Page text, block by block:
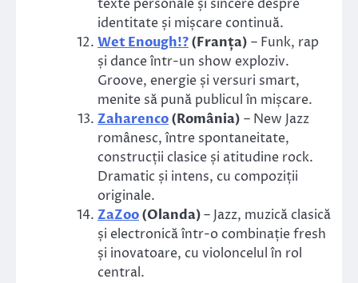
texte personale și sincere despre
identitate și mișcare continuă.
Wet Enough!?(Franța) – Funk, rap
și dance într-un show exploziv.
Groove, energie și versuri smart,
menite să pună publicul în mișcare.
Zaharenco(România) – New Jazz
românesc, între spontaneitate,
construcții clasice și atitudine rock.
Dramatic și intens, cu compoziții
originale.
ZaZoo(Olanda)– Jazz, muzică clasică
și electronică într-o combinație fresh
și inovatoare, cu violoncelul în rol
central.